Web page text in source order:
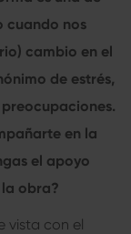
cuando nos
cambio en el
de estrés,
en la
el apoyo
la obra?
vista con el